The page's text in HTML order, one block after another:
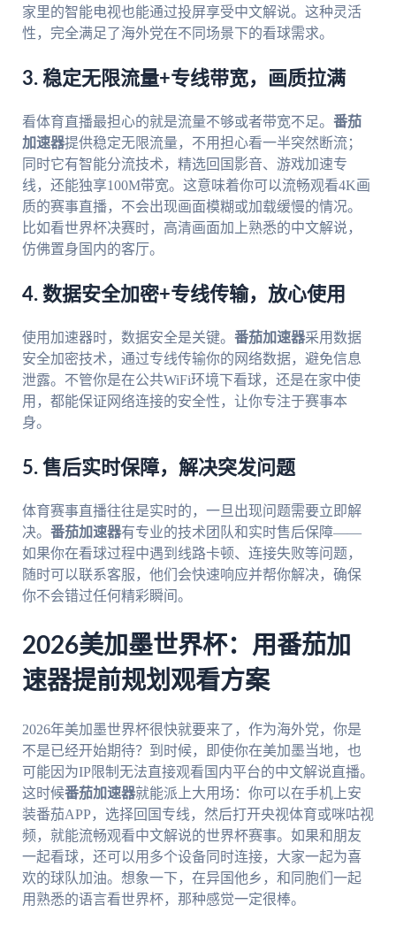
家里的智能电视也能通过投屏享受中文解说。这种灵活
性，完全满足了海外党在不同场景下的看球需求。
3. 稳定无限流量+专线带宽，画质拉满
看体育直播最担心的就是流量不够或者带宽不足。 番茄
加速器提供稳定无限流量，不用担心看一半突然断流；
同时它有智能分流技术，精选回国影音、游戏加速专
线，还能独享100M带宽。这意味着你可以流畅观看4K画
质的赛事直播，不会出现画面模糊或加载缓慢的情况。
比如看世界杯决赛时，高清画面加上熟悉的中文解说，
仿佛置身国内的客厅。
4. 数据安全加密+专线传输，放心使用
使用加速器时，数据安全是关键。 番茄加速器采用数据
安全加密技术，通过专线传输你的网络数据，避免信息
泄露。不管你是在公共WiFi环境下看球，还是在家中使
用，都能保证网络连接的安全性，让你专注于赛事本
身。
5. 售后实时保障，解决突发问题
体育赛事直播往往是实时的，一旦出现问题需要立即解
决。 番茄加速器有专业的技术团队和实时售后保障——
如果你在看球过程中遇到线路卡顿、连接失败等问题，
随时可以联系客服，他们会快速响应并帮你解决，确保
你不会错过任何精彩瞬间。
2026美加墨世界杯：用番茄加
速器提前规划观看方案
2026年美加墨世界杯很快就要来了，作为海外党，你是
不是已经开始期待？到时候，即使你在美加墨当地，也
可能因为IP限制无法直接观看国内平台的中文解说直播。
这时候番茄加速器就能派上大用场：你可以在手机上安
装番茄APP，选择回国专线，然后打开央视体育或咪咕视
频，就能流畅观看中文解说的世界杯赛事。如果和朋友
一起看球，还可以用多个设备同时连接，大家一起为喜
欢的球队加油。想象一下，在异国他乡，和同胞们一起
用熟悉的语言看世界杯，那种感觉一定很棒。